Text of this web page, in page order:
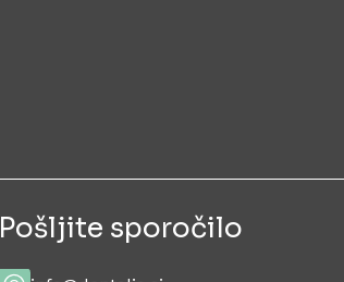
Pošljite sporočilo